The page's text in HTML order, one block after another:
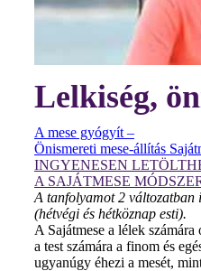
Lelkiség,
A mese gyógyít –
Önismereti mese-állítás
INGYENESEN
A SAJÁTMESE
A tanfolyamot 2 változatban
(hétvégi és hétköznap esti).
A Sajátmese a lélek
a test számára a finom és
ugyanúgy éhezi a mesét,